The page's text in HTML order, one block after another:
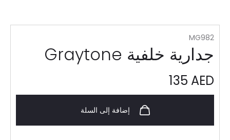
MG982
جدارية خلفية Graytone
135 AED